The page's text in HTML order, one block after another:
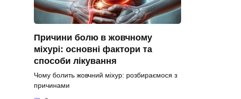
Причини болю в жовчному
міхурі: основні фактори та
способи лікування
Чому болить жовчний міхур: розбираємося з
причинами